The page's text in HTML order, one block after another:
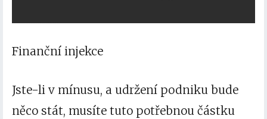
Finanční injekce
Jste-li v mínusu, a udržení podniku bude
něco stát, musíte tuto potřebnou částku